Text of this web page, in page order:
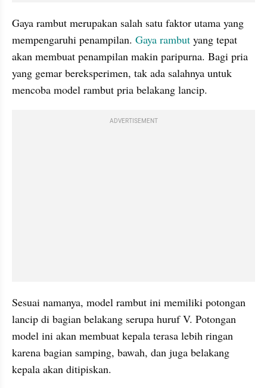
Gaya rambut merupakan salah satu faktor utama yang
mempengaruhi penampilan. Gaya rambut yang tepat
akan membuat penampilan makin paripurna. Bagi pria
yang gemar bereksperimen, tak ada salahnya untuk
mencoba model rambut pria belakang lancip.
ADVERTISEMENT
Sesuai namanya, model rambut ini memiliki potongan
lancip di bagian belakang serupa huruf V. Potongan
model ini akan membuat kepala terasa lebih ringan
karena bagian samping, bawah, dan juga belakang
kepala akan ditipiskan.